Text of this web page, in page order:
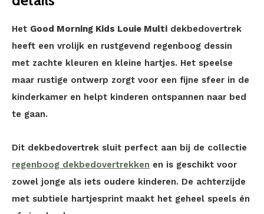
Het Good Morning Kids Louie Multi dekbedovertrek
heeft een vrolijk en rustgevend regenboog dessin
met zachte kleuren en kleine hartjes. Het speelse
maar rustige ontwerp zorgt voor een fijne sfeer in de
kinderkamer en helpt kinderen ontspannen naar bed
te gaan.
Dit dekbedovertrek sluit perfect aan bij de collectie
regenboog dekbedovertrekken en is geschikt voor
zowel jonge als iets oudere kinderen. De achterzijde
met subtiele hartjesprint maakt het geheel speels én